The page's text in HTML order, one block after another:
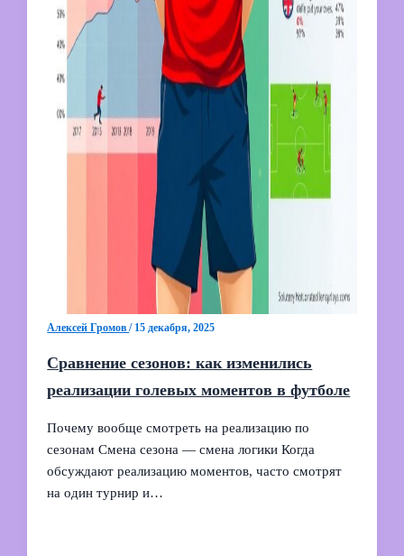
Алексей Громов/ 15 декабря, 2025
Сравнение сезонов: как изменились
реализации голевых моментов в футболе
Почему вообще смотреть на реализацию по
сезонам Смена сезона — смена логики Когда
обсуждают реализацию моментов, часто смотрят
на один турнир и…